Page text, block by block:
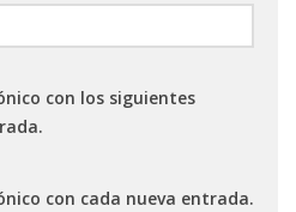
con los siguientes
con cada nueva entrada.